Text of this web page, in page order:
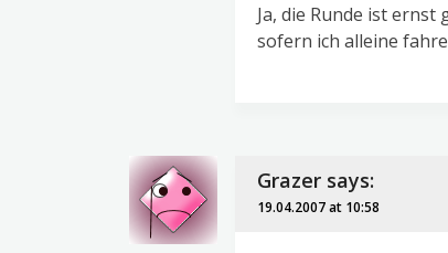
Ja, die Runde ist
sofern ich alleine
Grazer says:
19.04.2007 at 10:58